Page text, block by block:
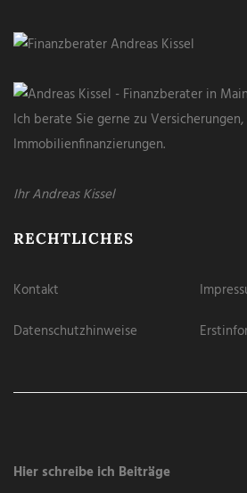
Ich berate Sie gerne zu
Immobilienfinanzierungen.
Ihr Andreas Kissel
RECHTLICHES
Kontakt
Datenschutzhinweise
Hier schreibe ich Beiträge